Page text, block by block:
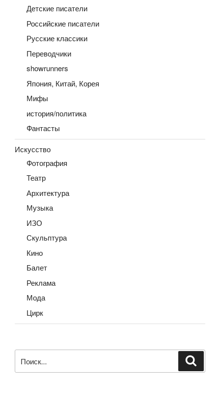
Детские писатели
Российские писатели
Русские классики
Переводчики
showrunners
Япония, Китай, Корея
Мифы
история/политика
Фантасты
Искусство
Фотография
Театр
Архитектура
Музыка
ИЗО
Скульптура
Кино
Балет
Реклама
Мода
Цирк